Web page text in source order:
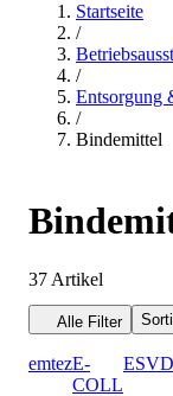
Startseite
/
/
Entsorgung
/
Bindemittel
37 Artikel
Alle Filter
emtezE-
COLL
ESV